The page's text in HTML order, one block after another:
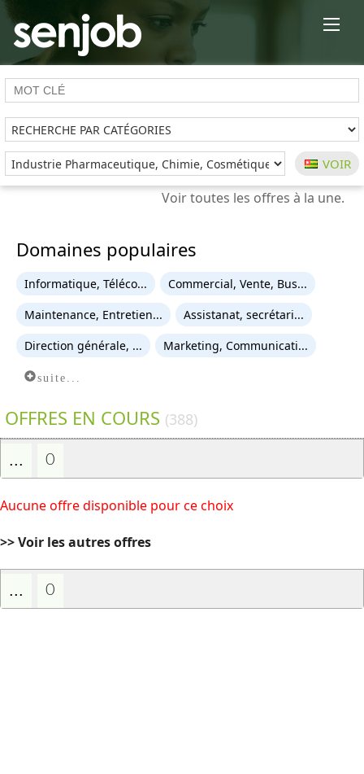
Domaines populaires
Informatique, Téléco...
Commercial, Vente, Bus...
Maintenance, Entretien...
Assistanat, secrétari...
Direction générale, ...
Marketing, Communicati...
suite...
OFFRES EN COURS (388)
... 0
Aucune offre disponible pour ce choix
>> Voir les autres offres
... 0
×